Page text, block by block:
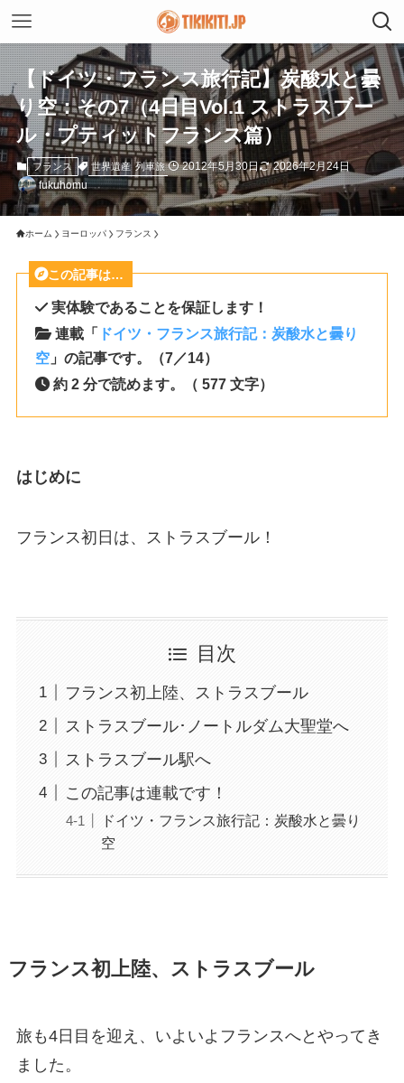
【ドイツ・フランス旅行記】炭酸水と曇
り空：その7（4日目Vol.1 ストラスブー
ル・プティットフランス篇）
フランス 世界遺産 列車旅 2012年5月30日
2026年2月24日
fukuhomu
ホーム ヨーロッパ フランス
この記事は…
実体験であることを保証します！
連載「 ドイツ・フランス旅行記：炭酸水と曇り
空 」の記事です。（7／14）
約 2 分で読めます。（ 577 文字）
はじめに
フランス初日は、ストラスブール！
目次
フランス初上陸、ストラスブール
ストラスブール･ノートルダム大聖堂へ
ストラスブール駅へ
この記事は連載です！
ドイツ・フランス旅行記：炭酸水と曇り
空
フランス初上陸、ストラスブール
旅も4日目を迎え、いよいよフランスへとやってき
ました。